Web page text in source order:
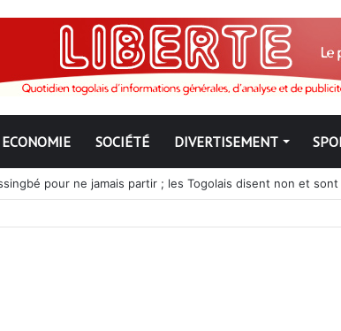
ECONOMIE SOCIÉTÉ DIVERTISEMENT
pour ne jamais partir ; les Togolais disent non et